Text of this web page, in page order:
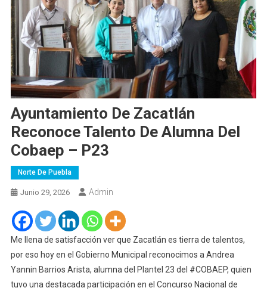
Ayuntamiento De Zacatlán
Reconoce Talento De Alumna Del
Cobaep – P23
Norte De Puebla
Junio 29, 2026 Admin
Me llena de satisfacción ver que Zacatlán es tierra de talentos,
por eso hoy en el Gobierno Municipal reconocimos a Andrea
Yannin Barrios Arista, alumna del Plantel 23 del #COBAEP, quien
tuvo una destacada participación en el Concurso Nacional de